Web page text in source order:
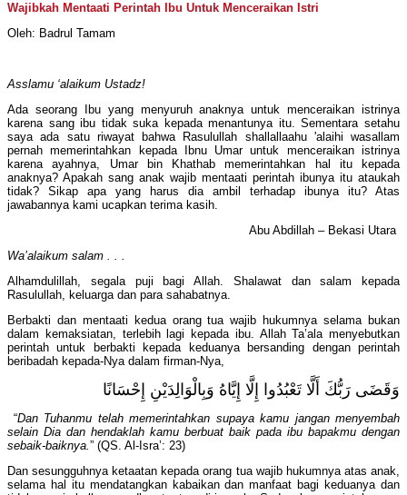
Wajibkah Mentaati Perintah Ibu Untuk Menceraikan Istri
Oleh: Badrul Tamam
Asslamu ‘alaikum Ustadz!
Ada seorang Ibu yang menyuruh anaknya untuk menceraikan istrinya
karena sang ibu tidak suka kepada menantunya itu. Sementara setahu
saya ada satu riwayat bahwa Rasulullah shallallaahu 'alaihi wasallam
pernah memerintahkan kepada Ibnu Umar untuk menceraikan istrinya
karena ayahnya, Umar bin Khathab memerintahkan hal itu kepada
anaknya? Apakah sang anak wajib mentaati perintah ibunya itu ataukah
tidak? Sikap apa yang harus dia ambil terhadap ibunya itu? Atas
jawabannya kami ucapkan terima kasih.
Abu Abdillah – Bekasi Utara
Wa’alaikum salam . . .
Alhamdulillah, segala puji bagi Allah. Shalawat dan salam kepada
Rasulullah, keluarga dan para sahabatnya.
Berbakti dan mentaati kedua orang tua wajib hukumnya selama bukan
dalam kemaksiatan, terlebih lagi kepada ibu. Allah Ta’ala menyebutkan
perintah untuk berbakti kepada keduanya bersanding dengan perintah
beribadah kepada-Nya dalam firman-Nya,
وَقَضَى رَبُّكَ أَلَّا تَعْبُدُوا إِلَّا إِيَّاهُ وَبِالْوَالِدَيْنِ إِحْسَانًا
“Dan Tuhanmu telah memerintahkan supaya kamu jangan menyembah
selain Dia dan hendaklah kamu berbuat baik pada ibu bapakmu dengan
sebaik-baiknya.” (QS. Al-Isra’: 23)
Dan sesungguhnya ketaatan kepada orang tua wajib hukumnya atas anak,
selama hal itu mendatangkan kabaikan dan manfaat bagi keduanya dan